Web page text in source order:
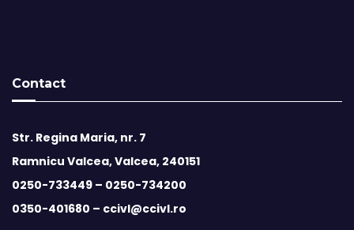
Contact
Str. Regina Maria, nr. 7
Ramnicu Valcea, Valcea, 240151
0250-733449 – 0250-734200
0350-401680 – ccivl@ccivl.ro